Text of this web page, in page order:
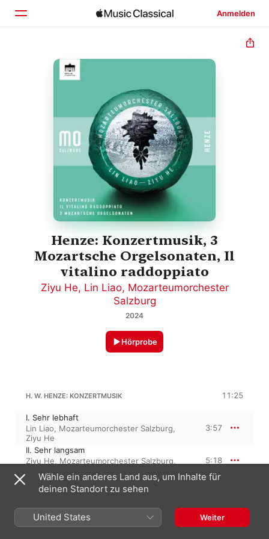
Anmelden
Startseite
Henze: Konzertmusik, 3
Mozartsche Orgelsonaten, Il
vitalino raddoppiato
Ziyu He, Lin Liao, Mozarteumorchester
Salzburg
2024
Hörprobe
H. W. HENZE: KONZERTMUSIK 11:25
I. Sehr lebhaft
Lin Liao, Mozarteumorchester Salzburg,
Ziyu He
3:57
II. Sehr langsam
Ziyu He, Mozarteumorchester Salzburg,
5:18
III. Lebhaft und drängend
Ziyu He,Mozarteumorchester Salzburg
HANS WERNER HENZE
Wähle ein anderes Land aus, um Inhalte für
deinen Standort zu sehen
United States Weiter